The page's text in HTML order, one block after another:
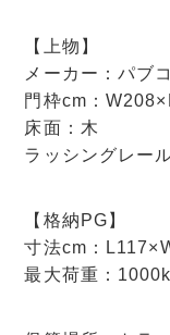
【上物】
メーカー：パブコ
門枠cm：
床面：木
ラッシングレー
【格納PG】
寸法cm：
最大荷重：